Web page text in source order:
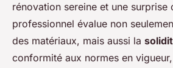
rénovation sereine et une surprise
professionnel évalue non
des matériaux, mais aussi la
conformité aux normes en